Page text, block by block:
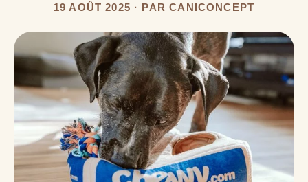
19 AOÛT 2025 · PAR CANICONCEPT